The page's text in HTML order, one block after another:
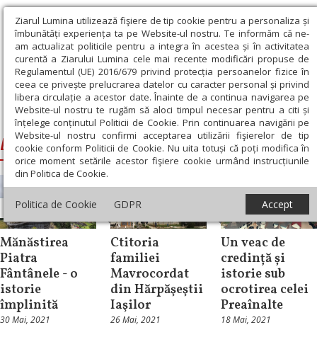
Ziarul Lumina utilizează fişiere de tip cookie pentru a personaliza și
îmbunătăți experiența ta pe Website-ul nostru. Te informăm că ne-
am actualizat politicile pentru a integra în acestea și în activitatea
curentă a Ziarului Lumina cele mai recente modificări propuse de
Regulamentul (UE) 2016/679 privind protecția persoanelor fizice în
ceea ce privește prelucrarea datelor cu caracter personal și privind
libera circulație a acestor date. Înainte de a continua navigarea pe
Website-ul nostru te rugăm să aloci timpul necesar pentru a citi și
înțelege conținutul Politicii de Cookie. Prin continuarea navigării pe
Website-ul nostru confirmi acceptarea utilizării fişierelor de tip
cookie conform Politicii de Cookie. Nu uita totuși că poți modifica în
orice moment setările acestor fişiere cookie urmând instrucțiunile
din Politica de Cookie.
Politica de Cookie GDPR Accept
Ziarul Lumina › Biserici din Romania
Biserici din Romania
Reportaj
Mănăstirea
Piatra
Fântânele - o
istorie
împlinită
30 Mai, 2021
Reportaj
Ctitoria
familiei
Mavrocordat
din Hărpăşeştii
Iaşilor
26 Mai, 2021
Repere și idei
Un veac de
credință și
istorie sub
ocrotirea celei
Preaînalte
18 Mai, 2021